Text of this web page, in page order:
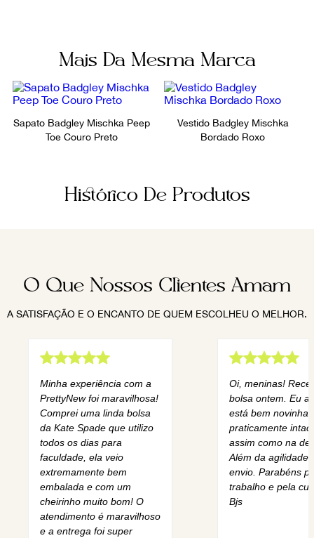
Mais Da Mesma Marca
Sapato Badgley Mischka Peep
Toe Couro Preto
Vestido Badgley Mischka
Bordado Roxo
Histórico De Produtos
O Que Nossos Clientes Amam
A SATISFAÇÃO E O ENCANTO DE QUEM ESCOLHEU O MELHOR.
Minha experiência com a
PrettyNew foi maravilhosa!
Comprei uma linda bolsa
da Kate Spade que utilizo
todos os dias para
faculdade, ela veio
extremamente bem
embalada e com um
cheirinho muito bom! O
atendimento é maravilhoso
e a entrega foi super
Oi, meninas!
bolsa ontem. Eu
está bem novinha,
praticamente
assim como na
Além da agilidade
envio. Parabéns
trabalho e pela
Bjs